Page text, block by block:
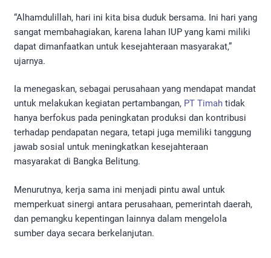
“Alhamdulillah, hari ini kita bisa duduk bersama. Ini hari yang
sangat membahagiakan, karena lahan IUP yang kami miliki
dapat dimanfaatkan untuk kesejahteraan masyarakat,”
ujarnya.
Ia menegaskan, sebagai perusahaan yang mendapat mandat
untuk melakukan kegiatan pertambangan, PT Timah tidak
hanya berfokus pada peningkatan produksi dan kontribusi
terhadap pendapatan negara, tetapi juga memiliki tanggung
jawab sosial untuk meningkatkan kesejahteraan
masyarakat di Bangka Belitung.
Menurutnya, kerja sama ini menjadi pintu awal untuk
memperkuat sinergi antara perusahaan, pemerintah daerah,
dan pemangku kepentingan lainnya dalam mengelola
sumber daya secara berkelanjutan.